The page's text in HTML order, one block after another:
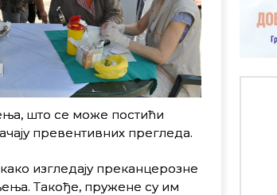
што се може постићи
превентивних прегледа.
изгледају преканцерозне
Такође, пружене су им